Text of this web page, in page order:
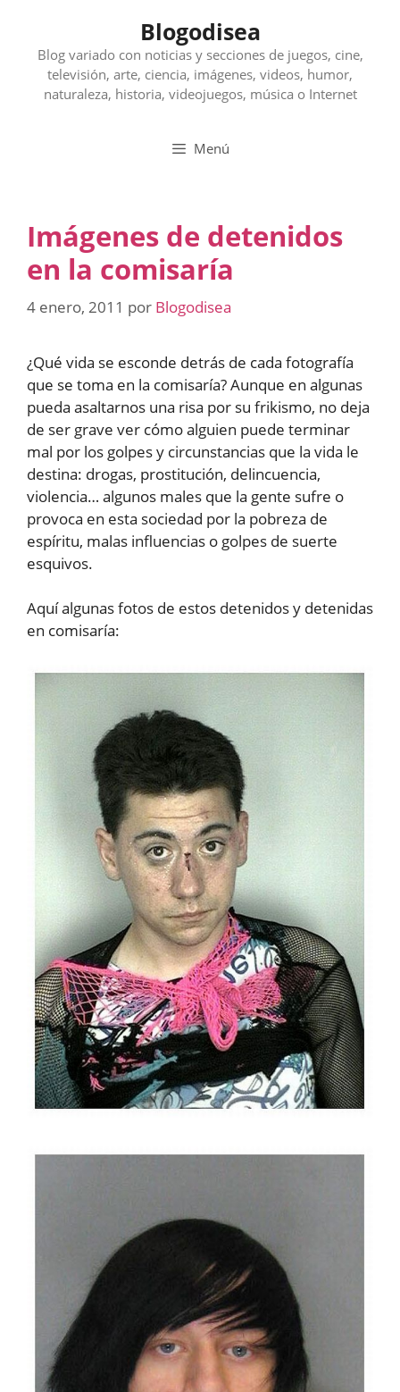
contenido
Blogodisea
Blog variado con noticias y secciones de juegos, cine,
televisión, arte, ciencia, imágenes, videos, humor,
naturaleza, historia, videojuegos, música o Internet
Menú
Imágenes de detenidos
en la comisaría
4 enero, 2011 por Blogodisea
¿Qué vida se esconde detrás de cada fotografía
que se toma en la comisaría? Aunque en algunas
pueda asaltarnos una risa por su frikismo, no deja
de ser grave ver cómo alguien puede terminar
mal por los golpes y circunstancias que la vida le
destina: drogas, prostitución, delincuencia,
violencia… algunos males que la gente sufre o
provoca en esta sociedad por la pobreza de
espíritu, malas influencias o golpes de suerte
esquivos.
Aquí algunas fotos de estos detenidos y detenidas
en comisaría: